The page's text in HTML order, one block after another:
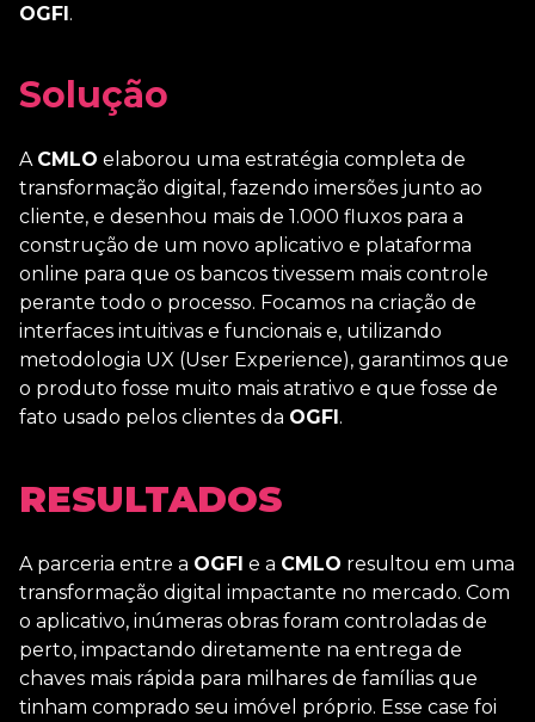
OGFI.
Solução
A CMLO elaborou uma estratégia completa de
transformação digital, fazendo imersões junto ao
cliente, e desenhou mais de 1.000 fluxos para a
construção de um novo aplicativo e plataforma
online para que os bancos tivessem mais controle
perante todo o processo. Focamos na criação de
interfaces intuitivas e funcionais e, utilizando
metodologia UX (User Experience), garantimos que
o produto fosse muito mais atrativo e que fosse de
fato usado pelos clientes da OGFI .
RESULTADOS
A parceria entre a OGFI e a CMLO resultou em uma
transformação digital impactante no mercado. Com
o aplicativo, inúmeras obras foram controladas de
perto, impactando diretamente na entrega de
chaves mais rápida para milhares de famílias que
tinham comprado seu imóvel próprio. Esse case foi